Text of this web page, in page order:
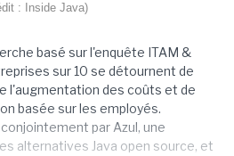
: Inside Java)
basé sur l'enquête ITAM &
sur 10 se détournent de
l'augmentation des coûts et de
basée sur les employés.
par Azul, une
alternatives Java open source, et